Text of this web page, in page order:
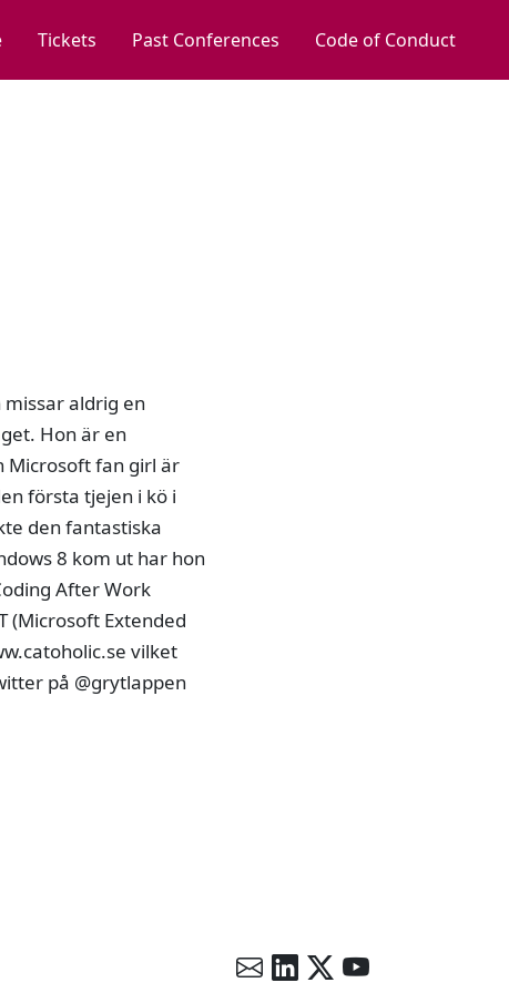
Tickets Past Conferences Code of Conduct
missar aldrig en
Hon är en
Microsoft fan girl är
första tjejen i kö i
den fantastiska
8 kom ut har hon
After Work
(Microsoft Extended
vilket
på @grytlappen